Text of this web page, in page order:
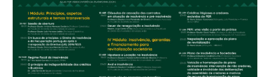
DIREITO
INSOLVÊNCIA
DA
RECUPERAÇÃO